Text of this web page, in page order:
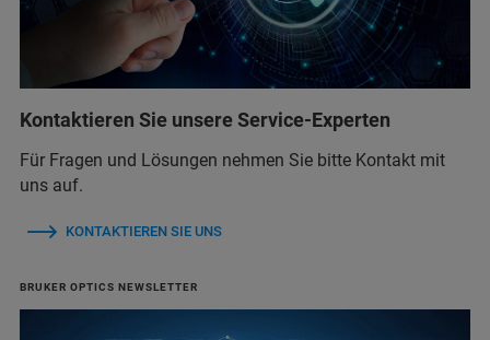
Kontaktieren Sie unsere Service-Experten
Für Fragen und Lösungen nehmen Sie bitte Kontakt mit
uns auf.
KONTAKTIEREN SIE UNS
BRUKER OPTICS NEWSLETTER